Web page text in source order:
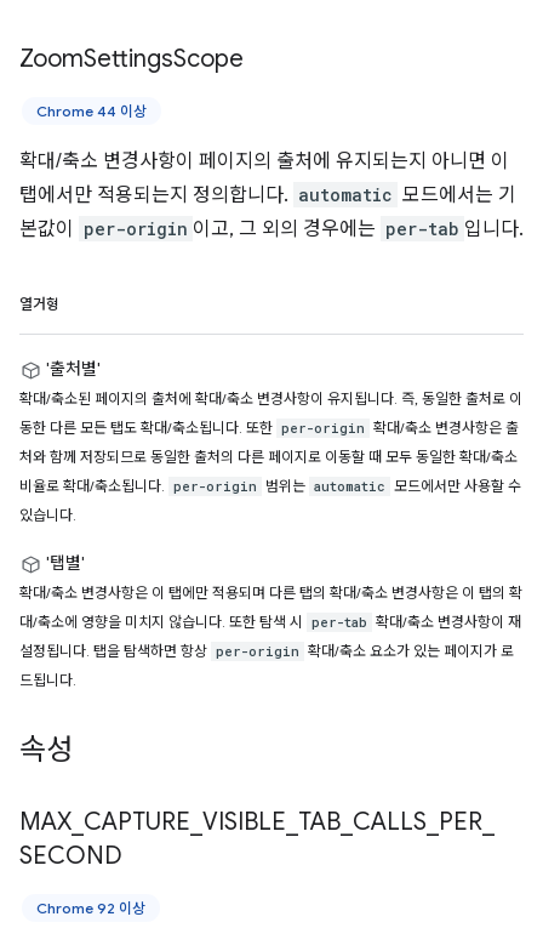
ZoomSettingsScope
Chrome 44 이상
확대/축소 변경사항이 페이지의 출처에 유지되는지 아니면 이
탭에서만 적용되는지 정의합니다. automatic 모드에서는 기
본값이
per-origin 이고, 그 외의 경우에는 per-tab 입니다.
열거형
'출처별'
확대/축소된 페이지의 출처에 확대/축소 변경사항이 유지됩니다. 즉, 동일한 출처로 이
동한 다른 모든 탭도 확대/축소됩니다. 또한 per-origin 확대/축소 변경사항은 출
처와 함께 저장되므로 동일한 출처의 다른 페이지로 이동할 때 모두 동일한 확대/축소
비율로 확대/축소됩니다. per-origin 범위는 automatic 모드에서만 사용할 수
있습니다.
'탭별'
확대/축소 변경사항은 이 탭에만 적용되며 다른 탭의 확대/축소 변경사항은 이 탭의 확
대/축소에 영향을 미치지 않습니다. 또한 탐색 시
per-tab 확대/축소 변경사항이 재
설정됩니다. 탭을 탐색하면 항상 per-origin 확대/축소 요소가 있는 페이지가 로
드됩니다.
속성
MAX CAPTURE VISIBLE TAB CALLS PER
SECOND
Chrome 92 이상